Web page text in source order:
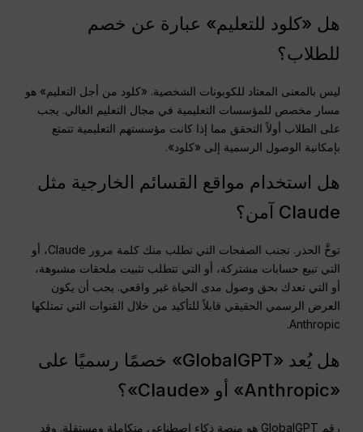
هل «كلود للتعليم» عبارة عن خصم
للطلاب؟
ليس بالمعنى المعتاد للكوبونات الشخصية. «كلود من أجل التعليم» هو
مسار مخصص للمؤسسات التعليمية في مجال التعليم العالي. يجب
على الطلاب أولاً التحقق مما إذا كانت مؤسستهم التعليمية تتمتع
بإمكانية الوصول الرسمية إلى «كلود».
هل استخدام مواقع القسائم الخارجية مثل
Claude آمن؟
توخَّ الحذر. تجنب الصفحات التي تطلب منك كلمة مرور Claude، أو
التي تبيع حسابات مشتركة، أو التي تتطلب تثبيت ملحقات مشبوهة،
أو التي تعدك بحق وصول مدى الحياة غير واقعي. يجب أن يكون
العرض الرسمي الحقيقي قابلاً للتأكيد من خلال القنوات التي تمتلكها
Anthropic.
هل يُعد «GlobalGPT» خصمًا رسميًا على
«Anthropic» أو «Claude»؟
رقم GlobalGPT هو منصة ذكاء اصطناعي متكاملة ومستقلة. وقد